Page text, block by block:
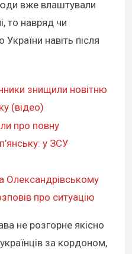
вже влаштували
то навряд чи
навіть після
знищили новітню
(відео)
про повну
у ЗСУ
Олександрівському
про ситуацію
не розгорне якісно
за кордоном,